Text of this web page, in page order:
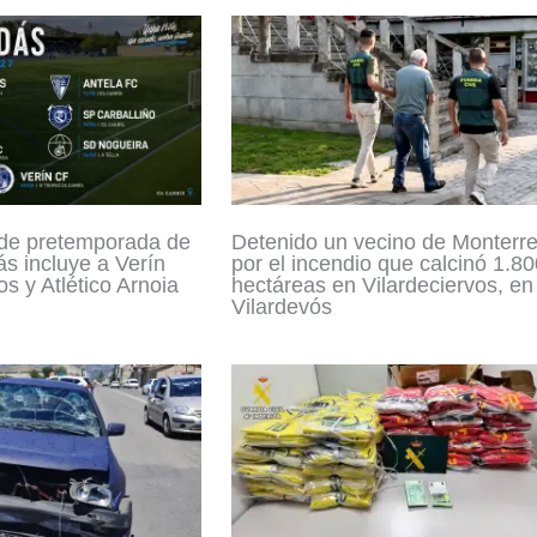
pretemporada de
incluye a Verín
y Atlético Arnoia
Detenido un vecino de
por el incendio que calcinó
hectáreas en Vilardeciervos, en
Vilardevós